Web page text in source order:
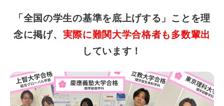
「全国の学生の基準を底上げする」ことを理
念に掲げ、 実際に難関大学合格者も多数輩出
しています！